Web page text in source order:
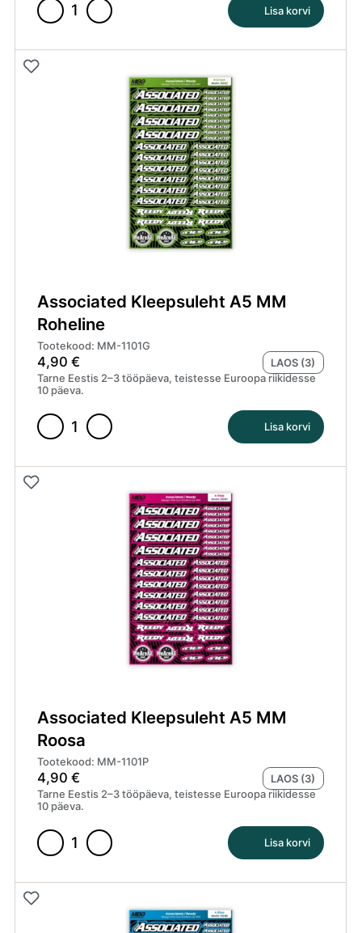
Associated
A5
Lisa korvi
Associated Kleepsuleht A5 MM
Roheline
Tootekood: MM-1101G
4,90€
LAOS (3)
Tarne Eestis 2–3 tööpäeva, teistesse Euroopa riikidesse
10 päeva.
Associated
A5
Lisa korvi
Associated Kleepsuleht A5 MM
Roosa
Tootekood: MM-1101P
4,90€
LAOS (3)
Tarne Eestis 2–3 tööpäeva, teistesse Euroopa riikidesse
10 päeva.
Associated
A5
Lisa korvi